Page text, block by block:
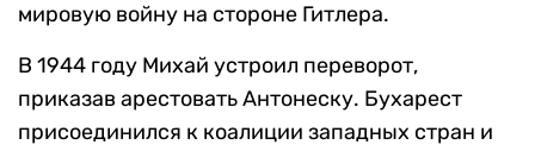
мировую войну на стороне Гитлера.
В 1944 году Михай устроил переворот,
приказав арестовать Антонеску. Бухарест
присоединился к коалиции западных стран и